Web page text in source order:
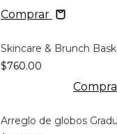
Comprar
Skincare & Brunch
$760.00
Arreglo de globos